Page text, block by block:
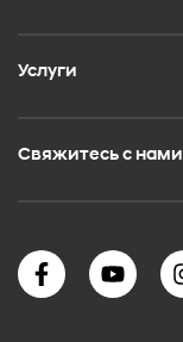
Услуги
Свяжитесь с нами